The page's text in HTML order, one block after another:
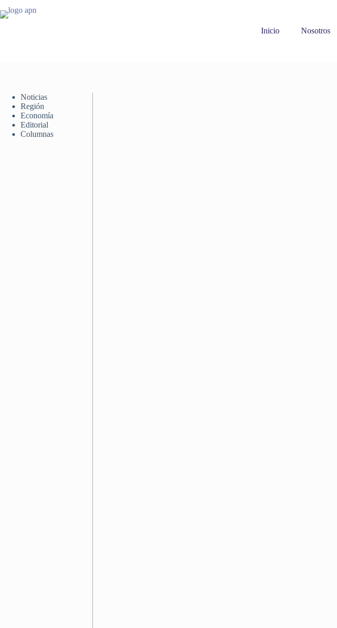
al
Inicio
Nosotros
Noticias
Región
Economía
Editorial
Columnas